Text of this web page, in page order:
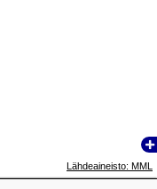
Lähdeaineisto: MML